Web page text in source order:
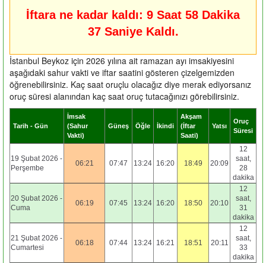
İftara ne kadar kaldı: 9 Saat 58 Dakika
37 Saniye Kaldı.
İstanbul Beykoz için 2026 yılına ait ramazan ayı imsakiyesini
aşağıdaki sahur vakti ve iftar saatini gösteren çizelgemizden
öğrenebilirsiniz. Kaç saat oruçlu olacağız diye merak ediyorsanız
oruç süresi alanından kaç saat oruç tutacağınızı görebilirsiniz.
Tarih - Gün
İmsak
(Sahur
Vakti)
Güneş Öğle İkindi
Akşam
(İftar
Saati)
Yatsı
Oruç
Süresi
19 Şubat 2026 -
Perşembe
06:21 07:47 13:24 16:20 18:49 20:09
12
saat,
28
dakika
20 Şubat 2026 -
Cuma
06:19 07:45 13:24 16:20 18:50 20:10
12
saat,
31
dakika
21 Şubat 2026 -
Cumartesi
06:18 07:44 13:24 16:21 18:51 20:11
12
saat,
33
dakika